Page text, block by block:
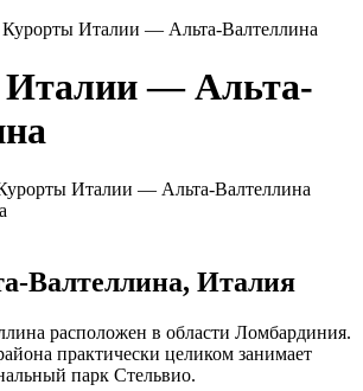
Курорты Италии — Альта-Валтеллина
— Альта-
Италии — Альта-Валтеллина
Валтеллина, Италия
расположен в области Ломбардиния.
практически целиком занимает
парк Стельвио.